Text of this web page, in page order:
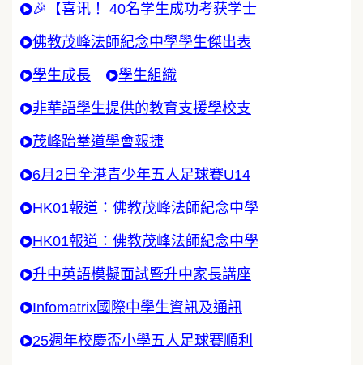
🎉【喜讯！ 40名学生成功考获学士
佛教茂峰法師紀念中學學生傑出表
學生成長 學生組織
非華語學生提供的教育支援學校支
茂峰跆拳道學會報捷
6月2日全港青少年五人足球賽U14
HK01報道：佛教茂峰法師紀念中學
HK01報道：佛教茂峰法師紀念中學
升中英語模擬面試暨升中家長講座
Infomatrix國際中學生資訊及通訊
25週年校慶盃小學五人足球賽順利